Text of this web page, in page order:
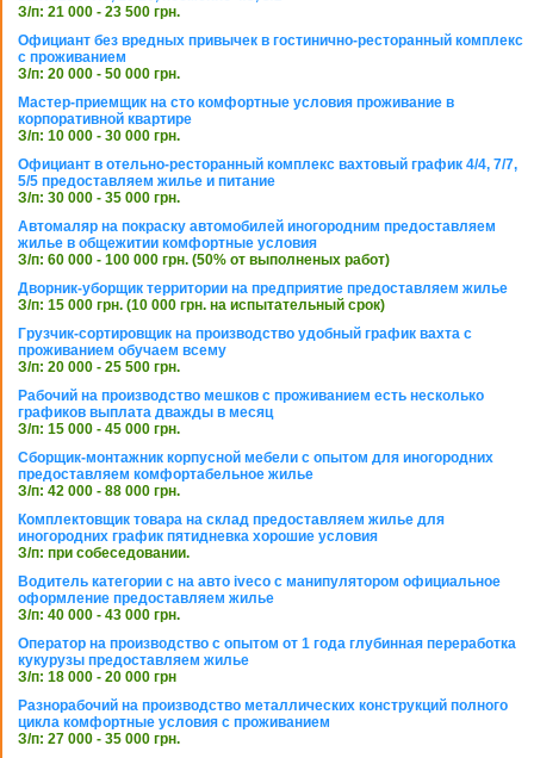
З/п: 21 000 - 23 500 грн.
Официант без вредных привычек в гостинично-ресторанный комплекс
с проживанием
З/п: 20 000 - 50 000 грн.
Мастер-приемщик на сто комфортные условия проживание в
корпоративной квартире
З/п: 10 000 - 30 000 грн.
Официант в отельно-ресторанный комплекс вахтовый график 4/4, 7/7,
5/5 предоставляем жилье и питание
З/п: 30 000 - 35 000 грн.
Автомаляр на покраску автомобилей иногородним предоставляем
жилье в общежитии комфортные условия
З/п: 60 000 - 100 000 грн. (50% от выполненых работ)
Дворник-уборщик территории на предприятие предоставляем жилье
З/п: 15 000 грн. (10 000 грн. на испытательный срок)
Грузчик-сортировщик на производство удобный график вахта с
проживанием обучаем всему
З/п: 20 000 - 25 500 грн.
Рабочий на производство мешков с проживанием есть несколько
графиков выплата дважды в месяц
З/п: 15 000 - 45 000 грн.
Сборщик-монтажник корпусной мебели с опытом для иногородних
предоставляем комфортабельное жилье
З/п: 42 000 - 88 000 грн.
Комплектовщик товара на склад предоставляем жилье для
иногородних график пятидневка хорошие условия
З/п: при собеседовании.
Водитель категории с на авто iveco с манипулятором официальное
оформление предоставляем жилье
З/п: 40 000 - 43 000 грн.
Оператор на производство с опытом от 1 года глубинная переработка
кукурузы предоставляем жилье
З/п: 18 000 - 20 000 грн
Разнорабочий на производство металлических конструкций полного
цикла комфортные условия с проживанием
З/п: 27 000 - 35 000 грн.